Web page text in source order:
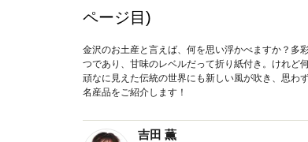
ページ目)
金沢のお土産と言えば、何を思い浮かべますか？多
つであり、甘味のレベルだって折り紙付き。けれど
頑なに見えた伝統の世界にも新しい風が吹き、思わ
名産品をご紹介します！
吉田 薫